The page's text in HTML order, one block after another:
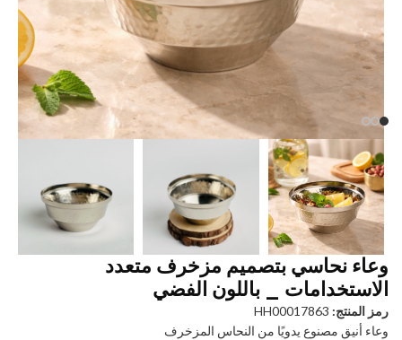
وعاء نحاسي بتصميم مزخرف متعدد
الاستخدامات _ باللون الفضي
رمز المنتج: HH00017863
وعاء أنيق مصنوع يدويًا من النحاس المزخرف